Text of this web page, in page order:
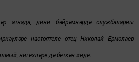
атнада, дини бәйрәмнәрдә службаларны
настоятеле отец Николай Ермолаев
нигезләре дә беткән инде.